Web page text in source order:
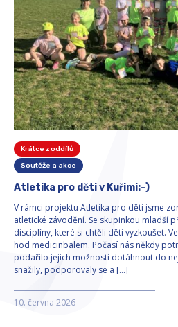
Krátce z oddílů
Soutěže a akce
Atletika pro děti v Kuřimi:-)
V rámci projektu Atletika pro děti jsme
atletické závodění. Se skupinkou mladší
disciplíny, které si chtěli děti vyzkoušet.
hod medicinbalem. Počasí nás někdy
podařilo jejich možnosti dotáhnout do
snažily, podporovaly se a […]
10. června 2026